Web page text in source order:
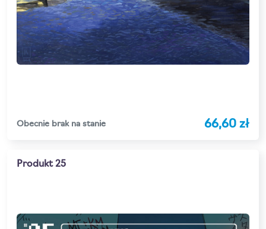
Obecnie brak na stanie 66,60 zł
Produkt 25